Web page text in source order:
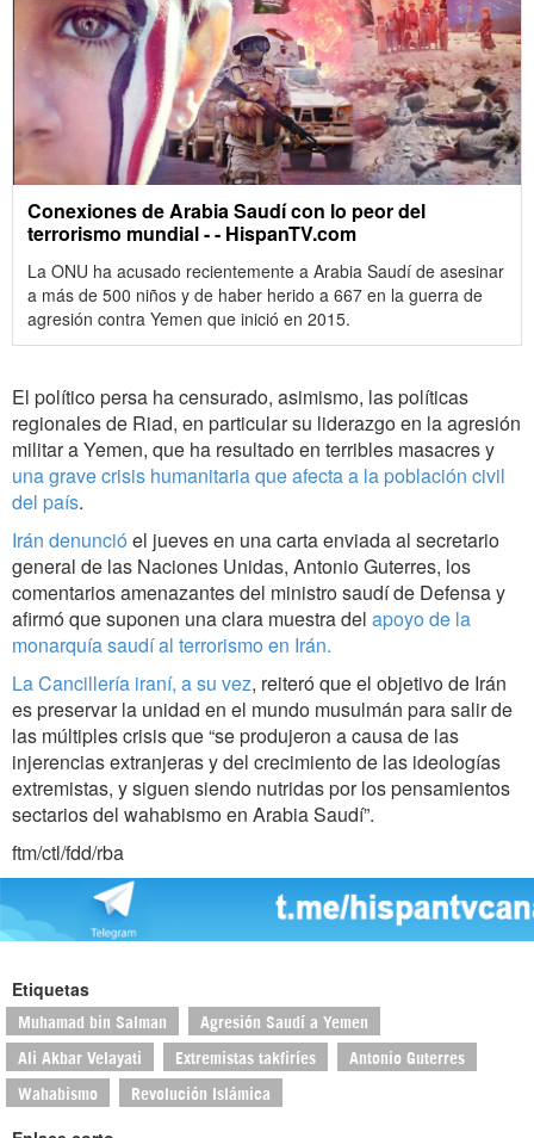
Conexiones de Arabia Saudí con lo peor del
terrorismo mundial - - HispanTV.com
La ONU ha acusado recientemente a Arabia Saudí de asesinar
a más de 500 niños y de haber herido a 667 en la guerra de
agresión contra Yemen que inició en 2015.
El político persa ha censurado, asimismo, las políticas
regionales de Riad, en particular su liderazgo en la agresión
militar a Yemen, que ha resultado en terribles masacres y
una grave crisis humanitaria que afecta a la población civil
del país.
Irán denunció el jueves en una carta enviada al secretario
general de las Naciones Unidas, Antonio Guterres, los
comentarios amenazantes del ministro saudí de Defensa y
afirmó que suponen una clara muestra del apoyo de la
monarquía saudí al terrorismo en Irán.
La Cancillería iraní, a su vez, reiteró que el objetivo de Irán
es preservar la unidad en el mundo musulmán para salir de
las múltiples crisis que “se produjeron a causa de las
injerencias extranjeras y del crecimiento de las ideologías
extremistas, y siguen siendo nutridas por los pensamientos
sectarios del wahabismo en Arabia Saudí”.
ftm/ctl/fdd/rba
Etiquetas
Muhamad bin Salman Agresión Saudí a Yemen
Ali Akbar Velayati Extremistas takfiríes Antonio Guterres
Wahabismo Revolución Islámica